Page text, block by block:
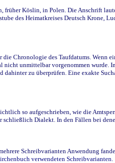
Köslin, in Polen. Die Anschrift
des Heimatkreises Deutsch Krone,
Chronologie des Taufdatums.
unmittelbar vorgenommen
zu überprüfen. Eine exakte
so aufgeschrieben, wie die
Dialekt. In den Fällen bei
Schreibvarianten Anwendung
verwendeten Schreibvarianten.